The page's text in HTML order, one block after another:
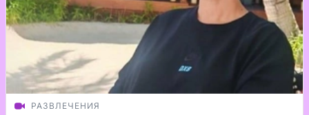
РАЗВЛЕЧЕНИЯ